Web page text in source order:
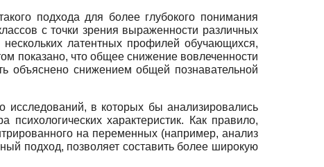
подхода для более глубокого понимания
с точки зрения выраженности различных
латентных профилей обучающихся,
показано, что общее снижение вовлеченности
объяснено снижением общей познавательной
исследований, в которых бы анализировались
характеристик. Как правило,
на переменных (например, анализ
подход, позволяет составить более широкую